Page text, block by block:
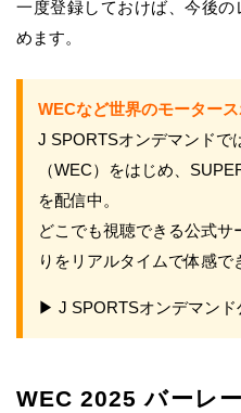
一度登録しておけば、今後
めます。
WECなど世界のモーター
J SPORTSオンデマンドで
（WEC）をはじめ、
を配信中。
どこでも視聴できる公式
りをリアルタイムで体感で
▶ J SPORTSオンデマンド
WEC 2025 バーレ